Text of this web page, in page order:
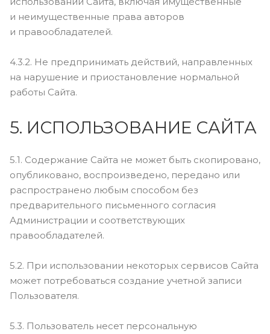
и неимущественные права авторов
и правообладателей.
4.3.2. Не предпринимать действий, направленных
на нарушение и приостановление нормальной
работы Сайта.
5. ИСПОЛЬЗОВАНИЕ САЙТА
5.1. Содержание Сайта не может быть скопировано,
опубликовано, воспроизведено, передано или
распространено любым способом без
предварительного письменного согласия
Администрации и соответствующих
правообладателей.
5.2. При использовании некоторых сервисов Сайта
может потребоваться создание учетной записи
Пользователя.
5.3. Пользователь несет персональную